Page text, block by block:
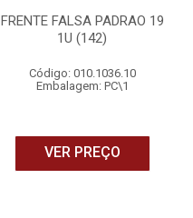
FRENTE FALSA PADRAO 19
1U (142)
Código: 010.1036.10
Embalagem: PC\1
VER PREÇO